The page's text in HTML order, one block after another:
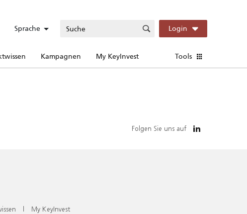
Sprache Login
Kampagnen My KeyInvest Tools
Folgen Sie uns auf
| My KeyInvest